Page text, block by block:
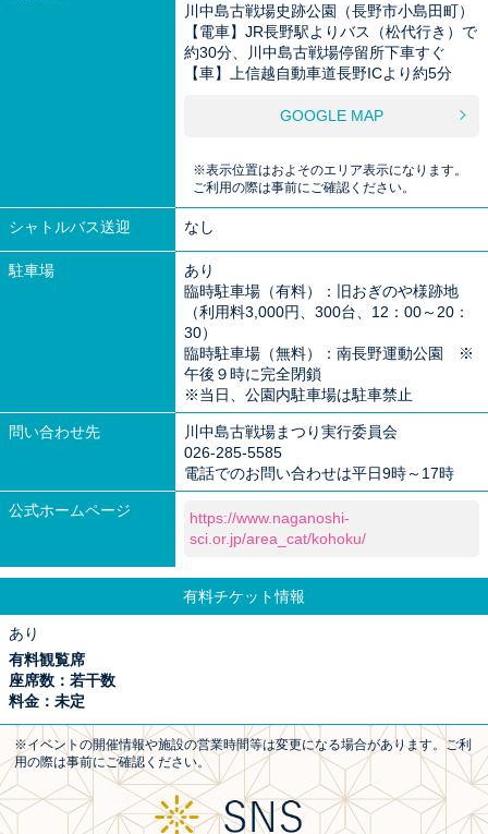
川中島古戦場史跡公園（長野市小島田町）
【電車】JR長野駅よりバス（松代行き）で
約30分、川中島古戦場停留所下車すぐ
【車】上信越自動車道長野ICより約5分
GOOGLE MAP
※表示位置はおよそのエリア表示になります。
ご利用の際は事前にご確認ください。
シャトルバス送迎 なし
駐車場
あり
臨時駐車場（有料）：旧おぎのや様跡地
（利用料3,000円、300台、12：00～20：
30）
臨時駐車場（無料）：南長野運動公園 ※
午後９時に完全閉鎖
※当日、公園内駐車場は駐車禁止
問い合わせ先
川中島古戦場まつり実行委員会
026-285-5585
電話でのお問い合わせは平日9時～17時
公式ホームページ
https://www.naganoshi-
sci.or.jp/area_cat/kohoku/
有料チケット情報
あり
有料観覧席
座席数：若干数
料金：未定
※イベントの開催情報や施設の営業時間等は変更になる場合があります。ご利
用の際は事前にご確認ください。